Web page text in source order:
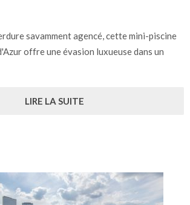
savamment agencé, cette mini-piscine
offre une évasion luxueuse dans un
LIRE LA SUITE